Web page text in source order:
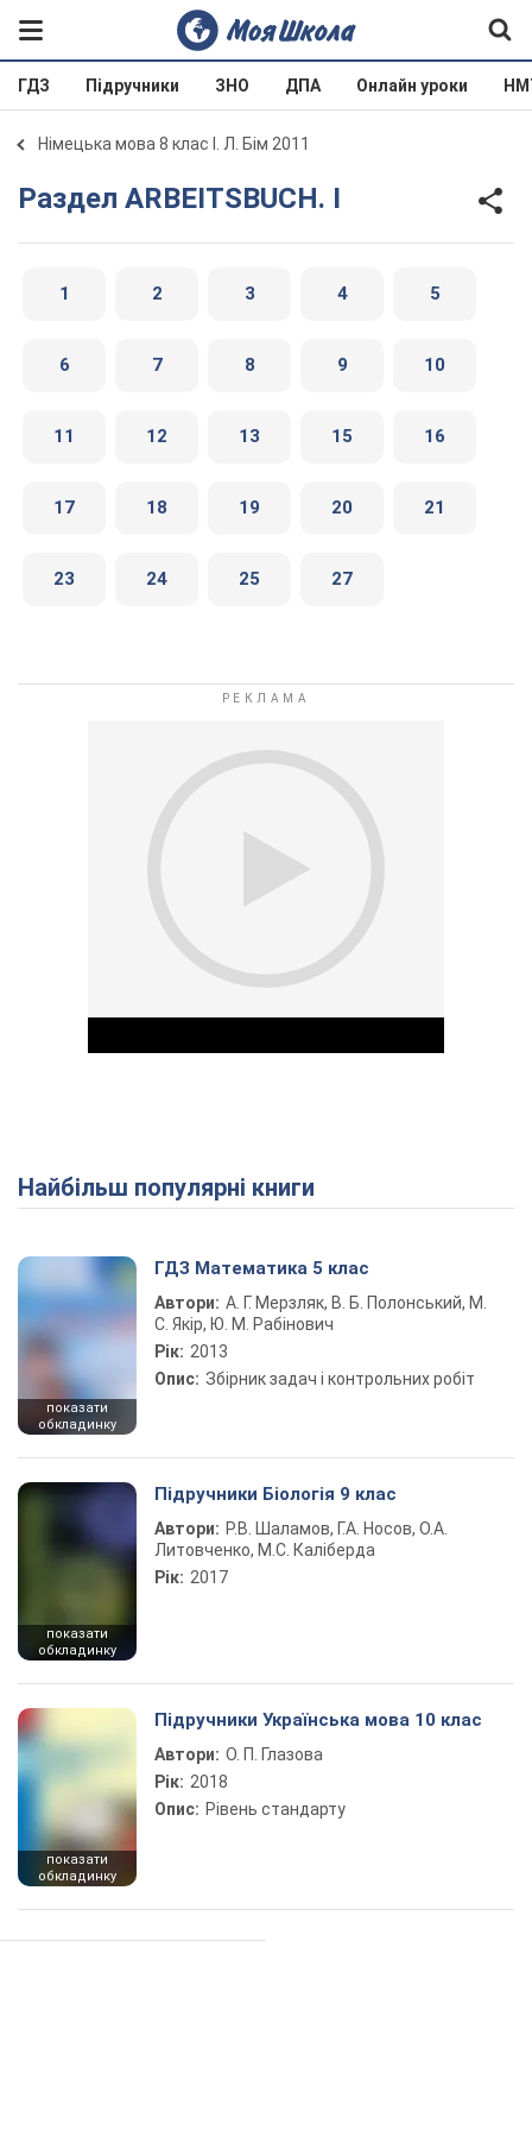
ГДЗ Підручники ЗНО ДПА Онлайн уроки
Німецька мова 8 клас І. Л. Бім 2011
Раздел ARBEITSBUCH. I
1 2 3 4 5
6 7 8 9 10
11 12 13 15 16
17 18 19 20 21
23 24 25 27
Play Video
Найбільш популярні книги
показати
обкладинку
ГДЗ Математика 5 клас
Автори: А. Г. Мерзляк, В. Б. Полонський, М.
С. Якір, Ю. М. Рабінович
Рік: 2013
Опис: Збірник задач і контрольних робіт
показати
обкладинку
Підручники Біологія 9 клас
Автори: Р.В. Шаламов, Г.А. Носов, О.А.
Литовченко, М.С. Каліберда
Рік: 2017
показати
обкладинку
Підручники Українська мова 10 клас
Автори: О. П. Глазова
Рік: 2018
Опис: Рівень стандарту